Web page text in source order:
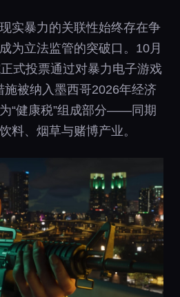
实暴力的关联性始终存在争
为立法监管的突破口。10月
式投票通过对暴力电子游戏
被纳入墨西哥2026年经济
“健康税”组成部分——同期
料、烟草与赌博产业。